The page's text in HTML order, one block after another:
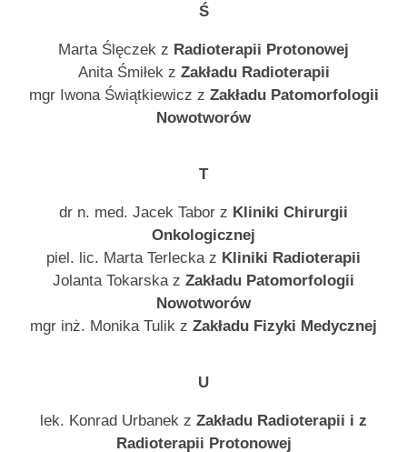
Ś
Marta Ślęczek z Radioterapii Protonowej
Anita Śmiłek z Zakładu Radioterapii
mgr Iwona Świątkiewicz z Zakładu Patomorfologii
Nowotworów
T
dr n. med. Jacek Tabor z Kliniki Chirurgii
Onkologicznej
piel. lic. Marta Terlecka z Kliniki Radioterapii
Jolanta Tokarska z Zakładu Patomorfologii
Nowotworów
mgr inż. Monika Tulik z Zakładu Fizyki Medycznej
U
lek. Konrad Urbanek z Zakładu Radioterapii i z
Radioterapii Protonowej